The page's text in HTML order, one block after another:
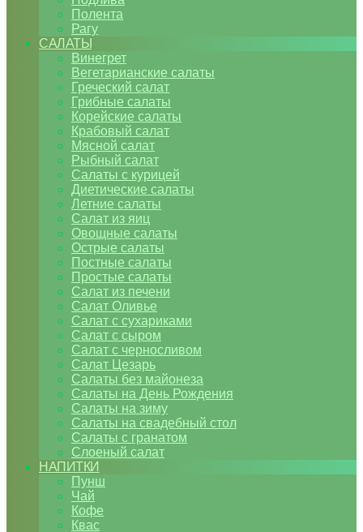
Полента
Рагу
САЛАТЫ
Винегрет
Вегетарианские салаты
Греческий салат
Грибные салаты
Корейские салаты
Крабовый салат
Мясной салат
Рыбный салат
Салаты с курицей
Диетические салаты
Летние салаты
Салат из яиц
Овощные салаты
Острые салаты
Постные салаты
Простые салаты
Салат из печени
Салат Оливье
Салат с сухариками
Салат с сыром
Салат с черносливом
Салат Цезарь
Салаты без майонеза
Салаты на День Рождения
Салаты на зиму
Салаты на свадебный стол
Салаты с гранатом
Слоеный салат
НАПИТКИ
Пунш
Чай
Кофе
Квас